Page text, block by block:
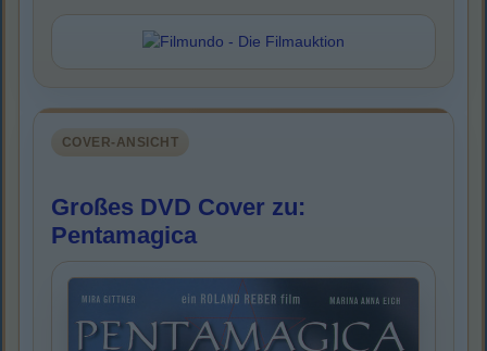
COVER-ANSICHT
Großes DVD Cover zu:
Pentamagica